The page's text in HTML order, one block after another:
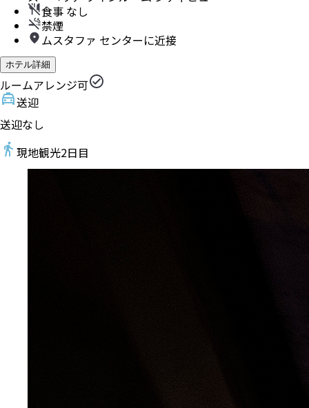
食事 なし
禁煙
ムスタファ センターに近接
ホテル詳細
ルームアレンジ可
送迎
送迎なし
現地観光2日目